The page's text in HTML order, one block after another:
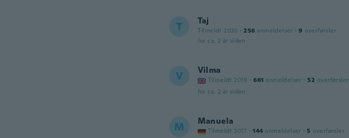
T Taj
Tilmeldt 2020 · 256 anmeldelser · 9 overførsler
for ca. 2 år siden
V Vilma
Tilmeldt 2019 · 661 anmeldelser · 52 overførsler
for ca. 2 år siden
M Manuela
Tilmeldt 2017 · 144 anmeldelser · 5 overførsler